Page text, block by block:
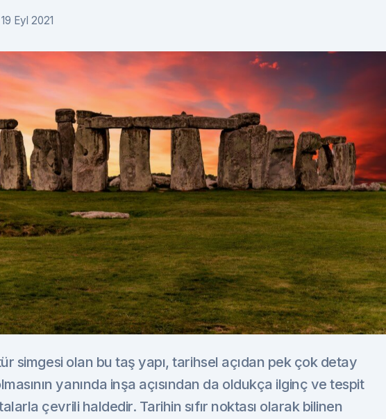
Eyl 2021
simgesi olan bu taş yapı, tarihsel açıdan pek çok detay
yanında inşa açısından da oldukça ilginç ve tespit
çevrili haldedir. Tarihin sıfır noktası olarak bilinen